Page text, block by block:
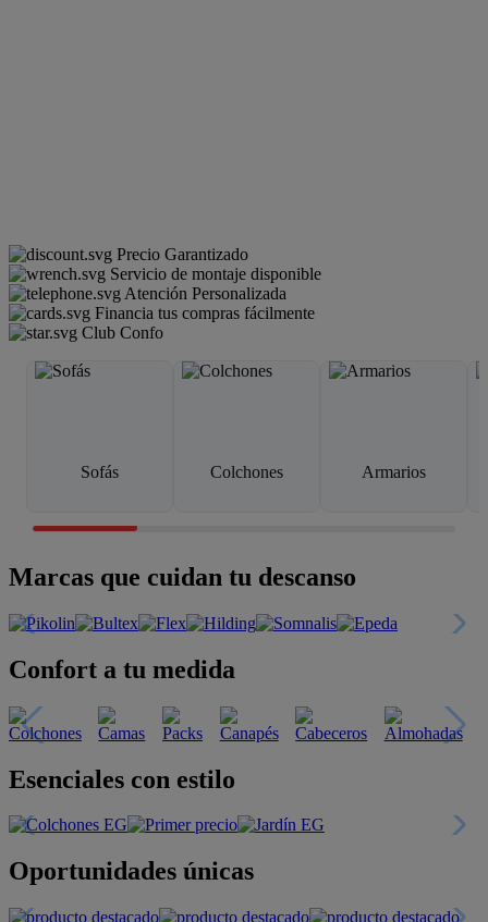
Precio Garantizado
Servicio de montaje disponible
Atención Personalizada
Financia tus compras fácilmente
Club Confo
Sofás Colchones Armarios
Marcas que cuidan tu descanso
Confort a tu medida
Esenciales con estilo
Oportunidades únicas